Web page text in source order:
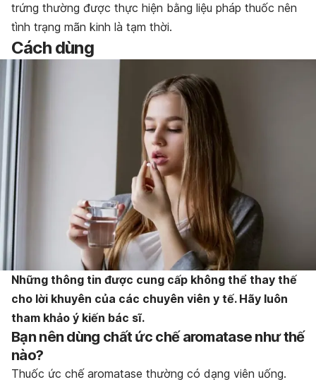
trứng thường được thực hiện bằng liệu pháp thuốc nên
tình trạng mãn kinh là tạm thời.
Cách dùng
Những thông tin được cung cấp không thể thay thế
cho lời khuyên của các chuyên viên y tế. Hãy luôn
tham khảo ý kiến bác sĩ.
Bạn nên dùng chất ức chế aromatase như thế
nào?
Thuốc ức chế aromatase thường có dạng viên uống.